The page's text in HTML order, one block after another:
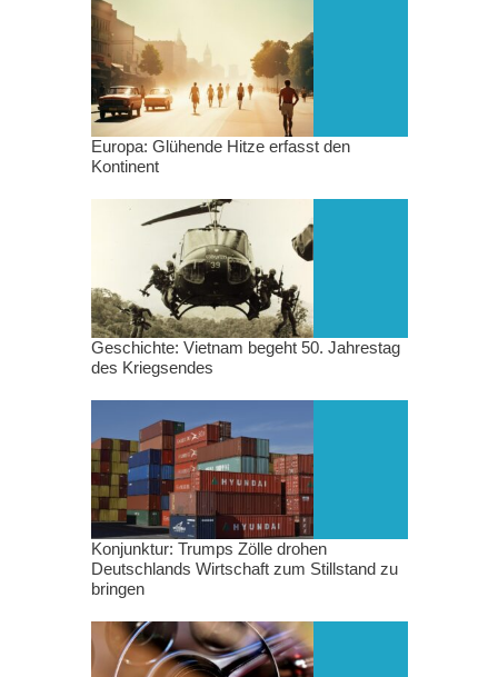
Europa: Glühende Hitze erfasst den
Kontinent
Geschichte: Vietnam begeht 50. Jahrestag
des Kriegsendes
Konjunktur: Trumps Zölle drohen
Deutschlands Wirtschaft zum Stillstand zu
bringen